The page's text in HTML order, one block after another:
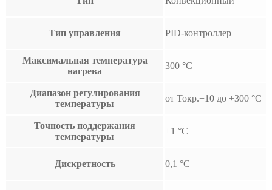
Тип управления PID-контроллер
Максимальная температура
нагрева
300 °С
Диапазон регулирования
температуры
от Токр.+10 до +300 °С
Точность поддержания
температуры
±1 °С
Дискретность 0,1 °С